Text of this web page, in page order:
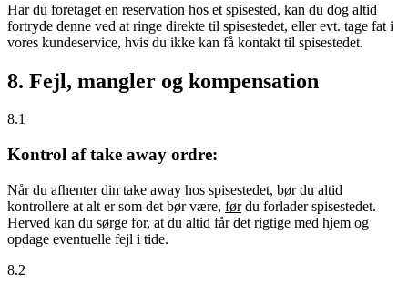
Har du foretaget en reservation hos et spisested, kan du dog altid
fortryde denne ved at ringe direkte til spisestedet, eller evt. tage fat i
vores kundeservice, hvis du ikke kan få kontakt til spisestedet.
8. Fejl, mangler og kompensation
8.1
Kontrol af take away ordre:
Når du afhenter din take away hos spisestedet, bør du altid
kontrollere at alt er som det bør være, førdu forlader spisestedet.
Herved kan du sørge for, at du altid får det rigtige med hjem og
opdage eventuelle fejl i tide.
8.2